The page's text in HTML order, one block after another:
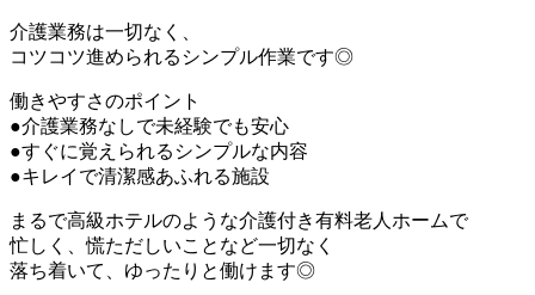
介護業務は一切なく、
コツコツ進められるシンプル作業です◎
働きやすさのポイント
●介護業務なしで未経験でも安心
●すぐに覚えられるシンプルな内容
●キレイで清潔感あふれる施設
まるで高級ホテルのような介護付き有料老人ホームで
忙しく、慌ただしいことなど一切なく
落ち着いて、ゆったりと働けます◎